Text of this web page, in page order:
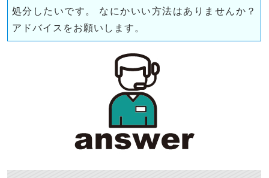
処分したいです。 なにかいい方法はありませんか？
アドバイスをお願いします。